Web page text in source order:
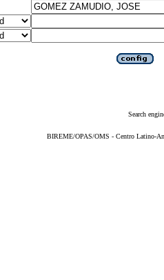
Search
BIREME/OPAS/OMS - Centro Latino-